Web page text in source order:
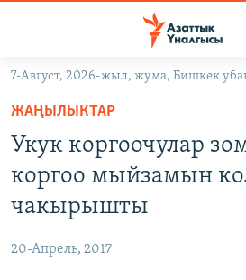
Навигацияга
өтүңүз
Издөөгө
салыңызКЫРГЫЗСТАН
МАДАНИЯТ
ДҮЙНӨ
УКРАИНА
ТВ ПРОГРАММАЛАР
7-Август, 2026-жыл, жума, Бишкек
ЖАҢЫЛЫКТАР
Укук коргоочулар
коргоо мыйзамын
чакырышты
20-Апрель, 2017